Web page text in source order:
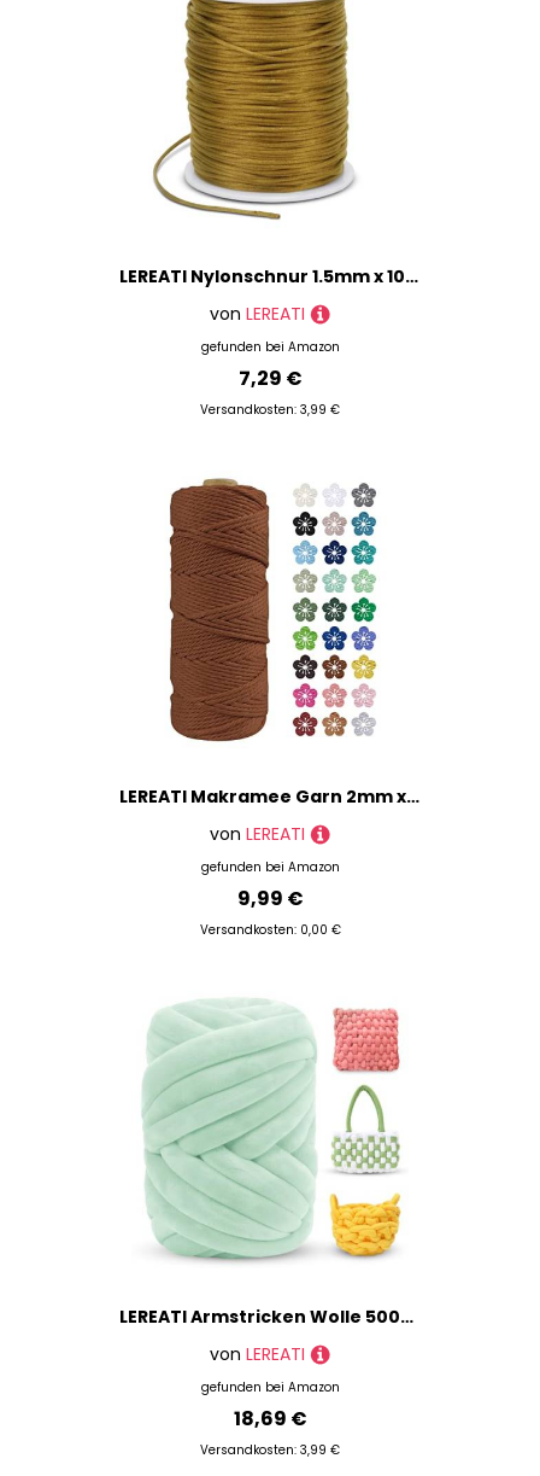
LEREATI Nylonschnur 1.5mm x 100m Perlenschnur Nylonfaden Schmuckband Satinschnur für Armbänder, Nylonband Schnur für Armbänder, Perlen Auffädeln, Chinesische Knotenkunst, Rattail (Naturtöne)
von LEREATI
gefunden bei Amazon
7,29 €
Versandkosten: 3,99 €
LEREATI Makramee Garn 2mm x 100m Baumwollkordel Natur Baumwollseil Farbig Baumwollgarn, Macrame Cord 2mm für DIY Geflochten, Makramee Deko, Hängepflanze, Wandbehang, Vorhang (Karamell)
von LEREATI
gefunden bei Amazon
9,99 €
Versandkosten: 0,00 €
LEREATI Armstricken Wolle 500g Dicke Wolle zum Handstricken Chunky Yarn Schlauchgarn Häkelwolle Dickes Garn zum Häkeln Stricken, für Anfänger, Decken, Tasche, Handstrickgarn (Hellgrün)
von LEREATI
gefunden bei Amazon
18,69 €
Versandkosten: 3,99 €